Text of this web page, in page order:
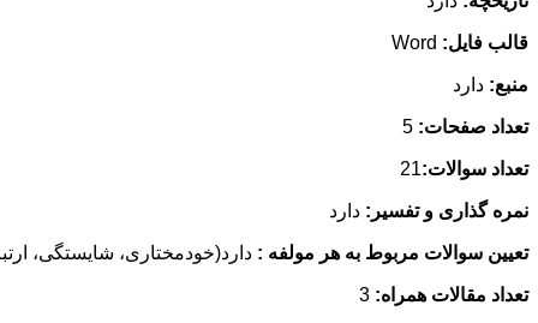
قالب فایل: Word
منبع: دارد
تعداد صفحات:
تعداد سوالات:21
نمره گذاری و تفسیر: دارد
تعیین سوالات مربوط به هر مولفه : دارد(خودمختاری، شایستگی،
تعداد مقالات همراه: